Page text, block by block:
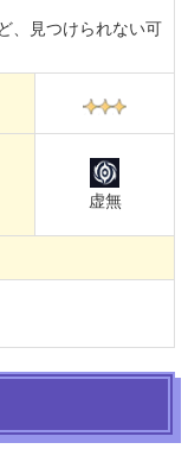
、見つけられない可
虚無